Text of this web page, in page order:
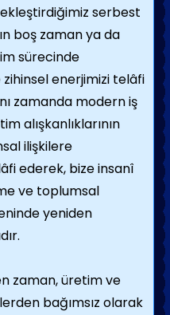
serbest
boş zaman ya da
sürecinde
zihinsel enerjimizi telâfi
zamanda modern iş
alışkanlıklarının
ilişkilere
ederek, bize insanî
ve toplumsal
yeniden
zaman, üretim ve
bağımsız olarak